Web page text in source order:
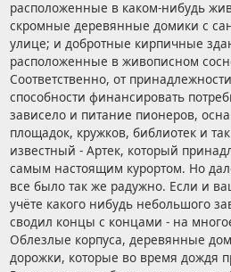
расположенные в каком-нибудь
скромные деревянные домики с
улице; и добротные кирпичные
расположенные в живописном
Соответственно, от
способности финансировать
зависело и питание пионеров,
площадок, кружков, библиотек и
известный - Артек, который
самым настоящим курортом. Но
все было так же радужно. Если и
учёте какого нибудь небольшого
сводил концы с концами - на
Облезлые корпуса, деревянные
дорожки, которые во время дождя